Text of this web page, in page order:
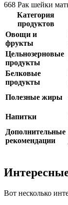
668 Рак шейки
Категория
продуктов
Овощи и
фрукты
Цельнозерновые
продукты
Белковые
продукты
Полезные жиры
Напитки
Дополнительные
рекомендации
Вот несколько